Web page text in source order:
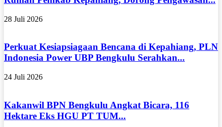
28 Juli 2026
Perkuat Kesiapsiagaan Bencana di Kepahiang, PLN
Indonesia Power UBP Bengkulu Serahkan...
24 Juli 2026
Kakanwil BPN Bengkulu Angkat Bicara, 116
Hektare Eks HGU PT TUM...